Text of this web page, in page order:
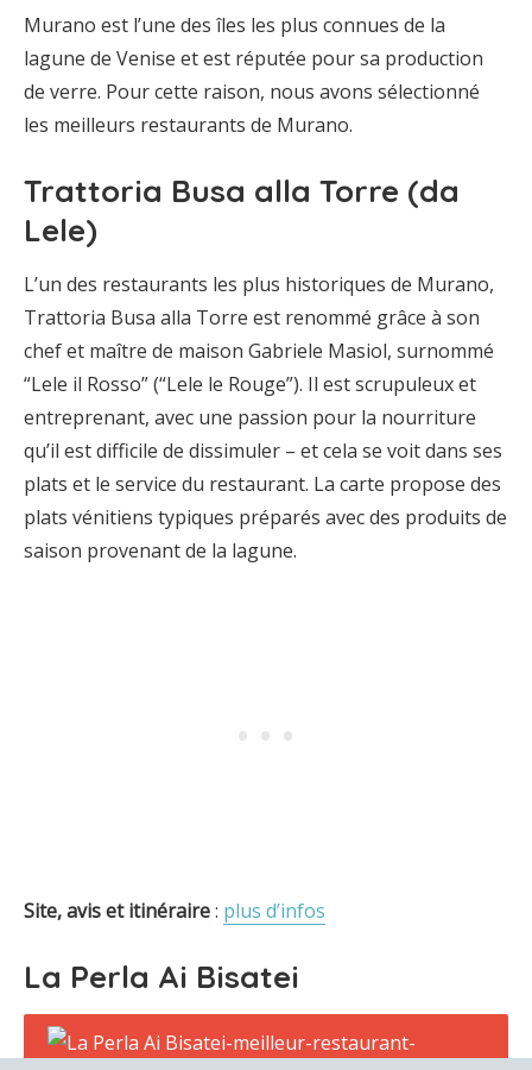
Murano est l’une des îles les plus connues de la
lagune de Venise et est réputée pour sa production
de verre. Pour cette raison, nous avons sélectionné
les meilleurs restaurants de Murano.
Trattoria Busa alla Torre (da
Lele)
L’un des restaurants les plus historiques de Murano,
Trattoria Busa alla Torre est renommé grâce à son
chef et maître de maison Gabriele Masiol, surnommé
“Lele il Rosso” (“Lele le Rouge”). Il est scrupuleux et
entreprenant, avec une passion pour la nourriture
qu’il est difficile de dissimuler – et cela se voit dans ses
plats et le service du restaurant. La carte propose des
plats vénitiens typiques préparés avec des produits de
saison provenant de la lagune.
Site, avis et itinéraire: plus d’infos
La Perla Ai Bisatei